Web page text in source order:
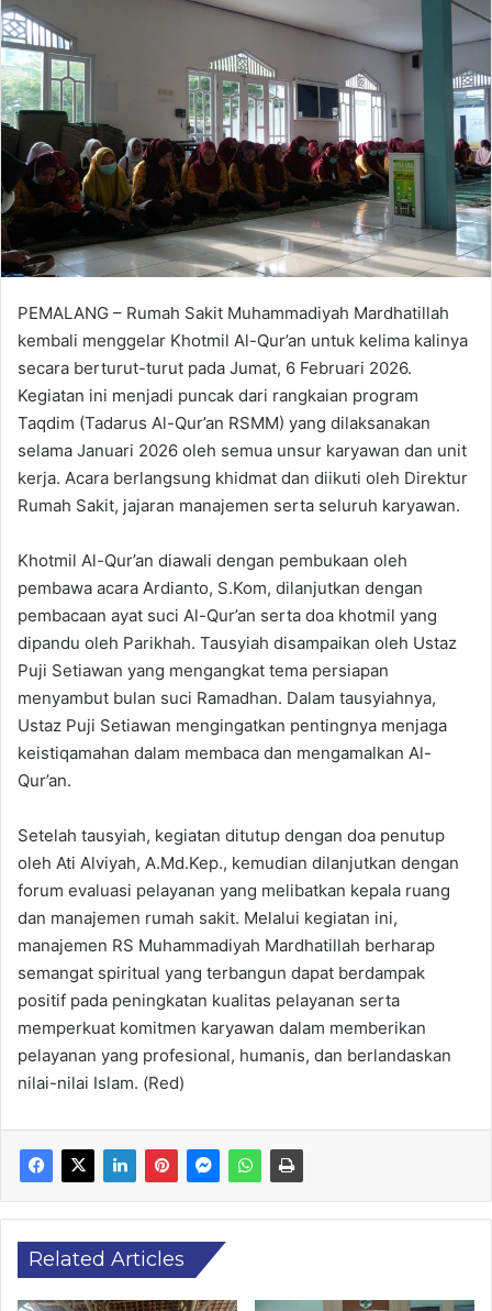
PEMALANG – Rumah Sakit Muhammadiyah Mardhatillah
kembali menggelar Khotmil Al-Qur’an untuk kelima kalinya
secara berturut-turut pada Jumat, 6 Februari 2026.
Kegiatan ini menjadi puncak dari rangkaian program
Taqdim (Tadarus Al-Qur’an RSMM) yang dilaksanakan
selama Januari 2026 oleh semua unsur karyawan dan unit
kerja. Acara berlangsung khidmat dan diikuti oleh Direktur
Rumah Sakit, jajaran manajemen serta seluruh karyawan.
Khotmil Al-Qur’an diawali dengan pembukaan oleh
pembawa acara Ardianto, S.Kom, dilanjutkan dengan
pembacaan ayat suci Al-Qur’an serta doa khotmil yang
dipandu oleh Parikhah. Tausyiah disampaikan oleh Ustaz
Puji Setiawan yang mengangkat tema persiapan
menyambut bulan suci Ramadhan. Dalam tausyiahnya,
Ustaz Puji Setiawan mengingatkan pentingnya menjaga
keistiqamahan dalam membaca dan mengamalkan Al-
Qur’an.
Setelah tausyiah, kegiatan ditutup dengan doa penutup
oleh Ati Alviyah, A.Md.Kep., kemudian dilanjutkan dengan
forum evaluasi pelayanan yang melibatkan kepala ruang
dan manajemen rumah sakit. Melalui kegiatan ini,
manajemen RS Muhammadiyah Mardhatillah berharap
semangat spiritual yang terbangun dapat berdampak
positif pada peningkatan kualitas pelayanan serta
memperkuat komitmen karyawan dalam memberikan
pelayanan yang profesional, humanis, dan berlandaskan
nilai-nilai Islam. (Red)
Related Articles